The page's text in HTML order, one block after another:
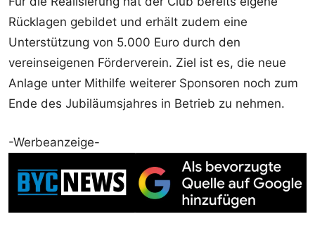
Rücklagen gebildet und erhält zudem eine
Unterstützung von 5.000 Euro durch den
vereinseigenen Förderverein. Ziel ist es, die neue
Anlage unter Mithilfe weiterer Sponsoren noch zum
Ende des Jubiläumsjahres in Betrieb zu nehmen.
-Werbeanzeige-